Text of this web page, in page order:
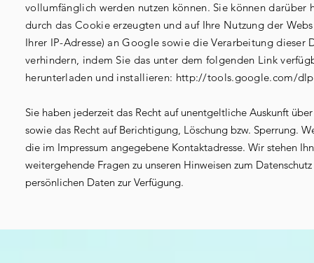
vollumfänglich werden nutzen können. Sie können darüber
durch das Cookie erzeugten und auf Ihre Nutzung der
Ihrer IP-Adresse) an Google sowie die Verarbeitung dieser
verhindern, indem Sie das unter dem folgenden Link
herunterladen und installieren: http://tools.google.com/
Sie haben jederzeit das Recht auf unentgeltliche Auskunft
sowie das Recht auf Berichtigung, Löschung bzw. Sperrung.
die im Impressum angegebene Kontaktadresse. Wir stehen
weitergehende Fragen zu unseren Hinweisen zum
persönlichen Daten zur Verfügung.